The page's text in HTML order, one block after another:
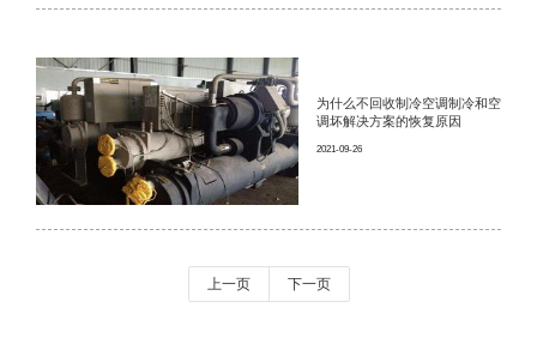
为什么不回收制冷空调制冷和空
调坏解决方案的恢复原因
2021-09-26
上一页 下一页